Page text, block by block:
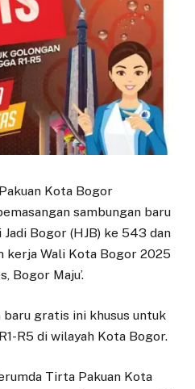
Kota Bogor
sambungan baru
Bogor (HJB) ke 543 dan
kerja Wali Kota Bogor 2025
Bogor Maju’.
baru gratis ini khusus untuk
R5 di wilayah Kota Bogor.
Tirta Pakuan Kota